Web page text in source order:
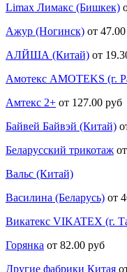
Limax Лимакс (Бишкек)
Ажур (Ногинск) от
АЛЙША (Китай) от
Амотекс AMOTEKS (г.
Амтекс 2+ от 127.00 руб
Байвей Байвэй (Китай)
Беларусский трикотаж
Вальс (Китай)
Василина (Беларусь) от
Викатекс VIKATEX (г.
Горянка от 82.00 руб
Другие фабрики Китая